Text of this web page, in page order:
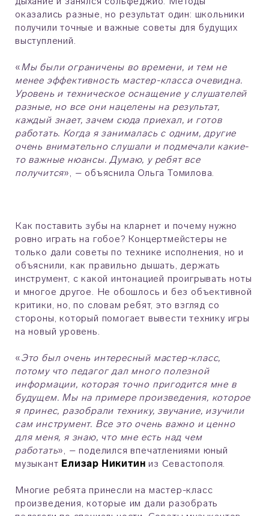
оказались разные, но результат один: школьники
получили точные и важные советы для будущих
выступлений.
«Мы были ограничены во времени, и тем не
менее эффективность мастер-класса очевидна.
Уровень и техническое оснащение у слушателей
разные, но все они нацелены на результат,
каждый знает, зачем сюда приехал, и готов
работать. Когда я занималась с одним, другие
очень внимательно слушали и подмечали какие-
то важные нюансы. Думаю, у ребят все
получится», – объяснила Ольга Томилова.
Как поставить зубы на кларнет и почему нужно
ровно играть на гобое? Концертмейстеры не
только дали советы по технике исполнения, но и
объяснили, как правильно дышать, держать
инструмент, с какой интонацией проигрывать ноты
и многое другое. Не обошлось и без объективной
критики, но, по словам ребят, это взгляд со
стороны, который помогает вывести технику игры
на новый уровень.
«Это был очень интересный мастер-класс,
потому что педагог дал много полезной
информации, которая точно пригодится мне в
будущем. Мы на примере произведения, которое
я принес, разобрали технику, звучание, изучили
сам инструмент. Все это очень важно и ценно
для меня, я знаю, что мне есть над чем
работать», – поделился впечатлениями юный
музыкант Елизар Никитин из Севастополя.
Многие ребята принесли на мастер-класс
произведения, которые им дали разобрать